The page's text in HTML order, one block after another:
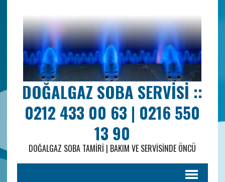
DOĞALGAZ SOBA SERVISI ::
0212 433 00 63 | 0216 550
13 90
DOĞALGAZ SOBA TAMIRI | BAKIM VE SERVISINDE ÖNCÜ